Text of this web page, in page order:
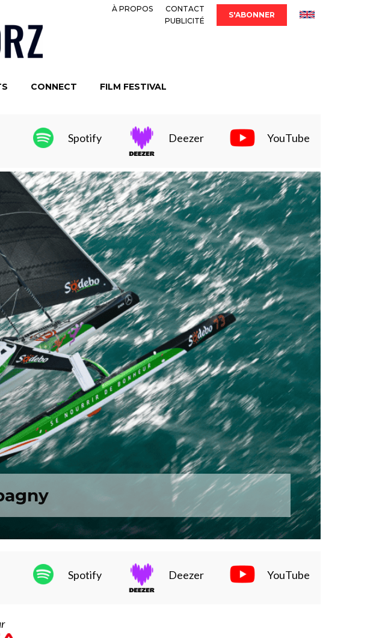
À PROPOS
CONTACT
PUBLICITÉ
S'ABONNER
CONNECT FILM FESTIVAL
Spotify Deezer YouTube
Spotify Deezer YouTube